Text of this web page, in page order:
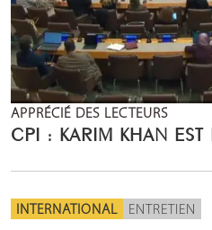
APPRÉCIÉ DES LECTEURS
CPI : KARIM KHAN EST
INTERNATIONAL ENTRETIEN